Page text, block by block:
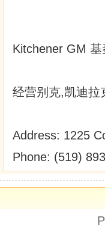
Kitchener GM
经营别克,凯迪拉
Address: 1225
Phone: (519)